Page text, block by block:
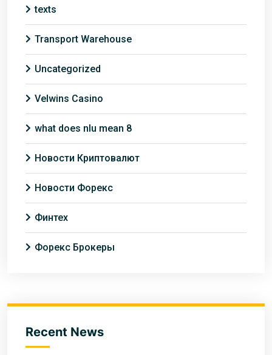
texts
Transport Warehouse
Uncategorized
Velwins Casino
what does nlu mean 8
Новости Криптовалют
Новости Форекс
Финтех
Форекс Брокеры
Recent News